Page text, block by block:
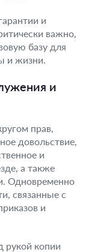
и
важно,
базу для
и жизни.
и
прав,
довольствие,
и
а также
Одновременно
связанные с
и
рукой копии